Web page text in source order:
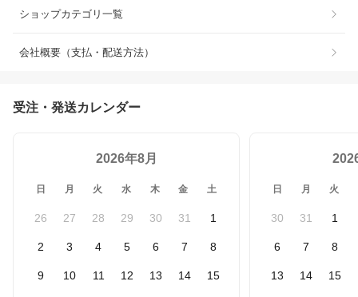
ショップカテゴリ一覧
会社概要（支払・配送方法）
受注・発送カレンダー
2026年8月
日 月 火 水 木 金 土
26 27 28 29 30 31 1
2 3 4 5 6 7 8
9 10 11 12 13 14 15
日 月 火
30 31 1
6 7 8
13 14 15